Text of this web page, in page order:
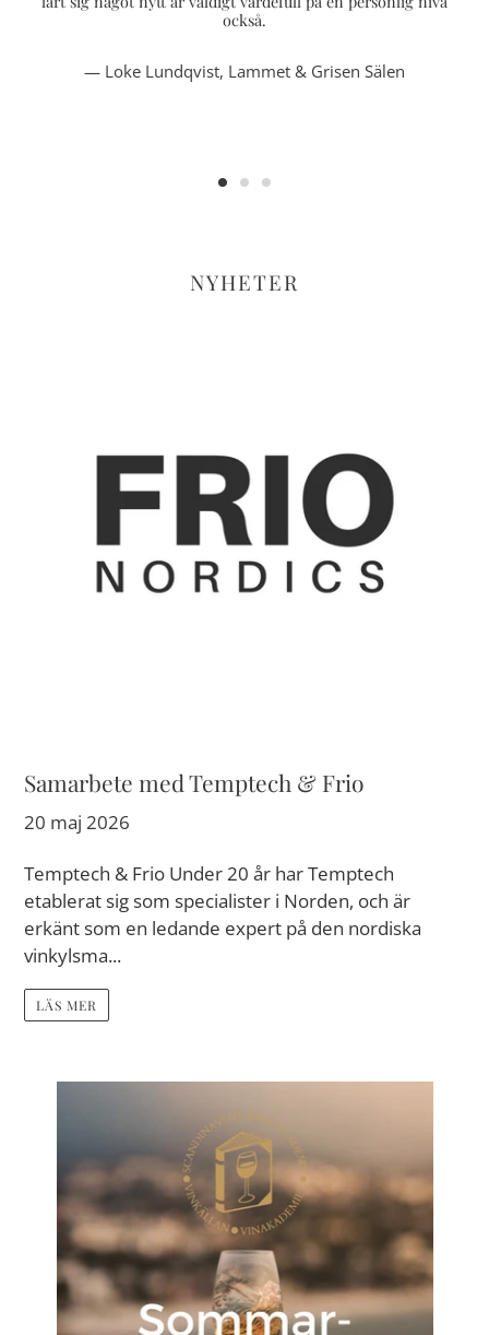
också.
Loke Lundqvist, Lammet & Grisen Sälen
NYHETER
Samarbete med Temptech & Frio
20 maj 2026
Temptech & Frio Under 20 år har Temptech
etablerat sig som specialister i Norden, och är
erkänt som en ledande expert på den nordiska
vinkylsma...
LÄS MER